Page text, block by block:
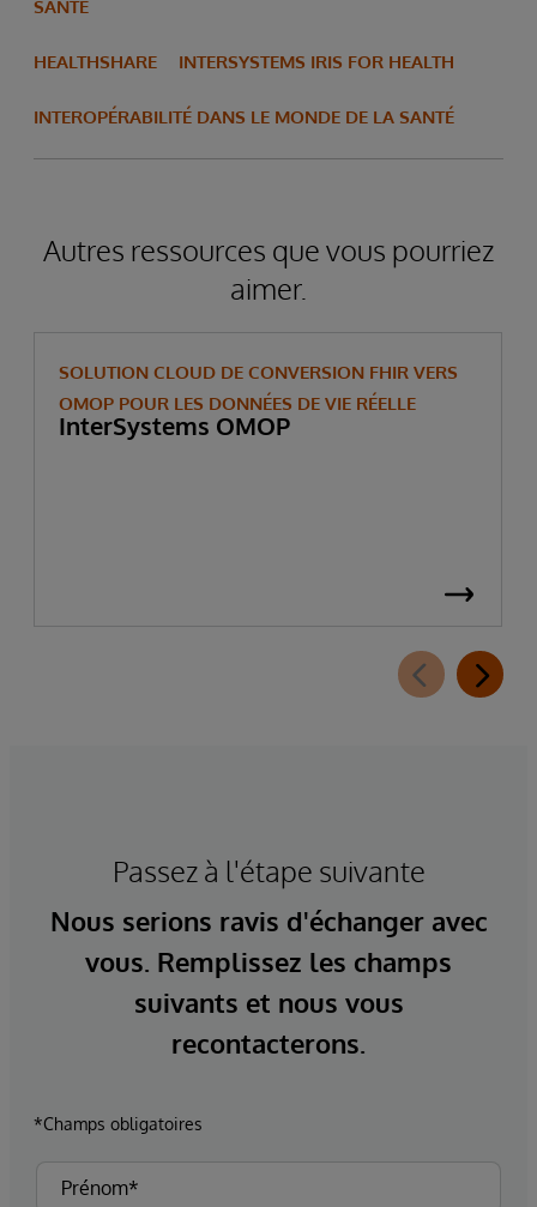
SANTÉ
HEALTHSHARE INTERSYSTEMS IRIS FOR HEALTH
INTEROPÉRABILITÉ DANS LE MONDE DE LA SANTÉ
Autres ressources que vous pourriez
aimer.
SOLUTION CLOUD DE CONVERSION FHIR VERS
OMOP POUR LES DONNÉES DE VIE RÉELLE
InterSystems OMOP
Passez à l'étape suivante
Nous serions ravis d'échanger avec
vous. Remplissez les champs
suivants et nous vous
recontacterons.
*Champs obligatoires